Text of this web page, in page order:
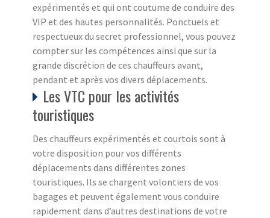
expérimentés et qui ont coutume de conduire des
VIP et des hautes personnalités. Ponctuels et
respectueux du secret professionnel, vous pouvez
compter sur les compétences ainsi que sur la
grande discrétion de ces chauffeurs avant,
pendant et après vos divers déplacements.
Les VTC pour les activités
touristiques
Des chauffeurs expérimentés et courtois sont à
votre disposition pour vos différents
déplacements dans différentes zones
touristiques. Ils se chargent volontiers de vos
bagages et peuvent également vous conduire
rapidement dans d’autres destinations de votre